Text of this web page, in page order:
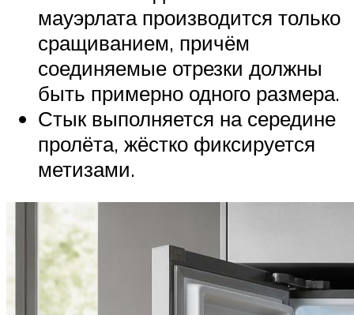
мауэрлата производится только
сращиванием, причём
соединяемые отрезки должны
быть примерно одного размера.
Стык выполняется на середине
пролёта, жёстко фиксируется
метизами.